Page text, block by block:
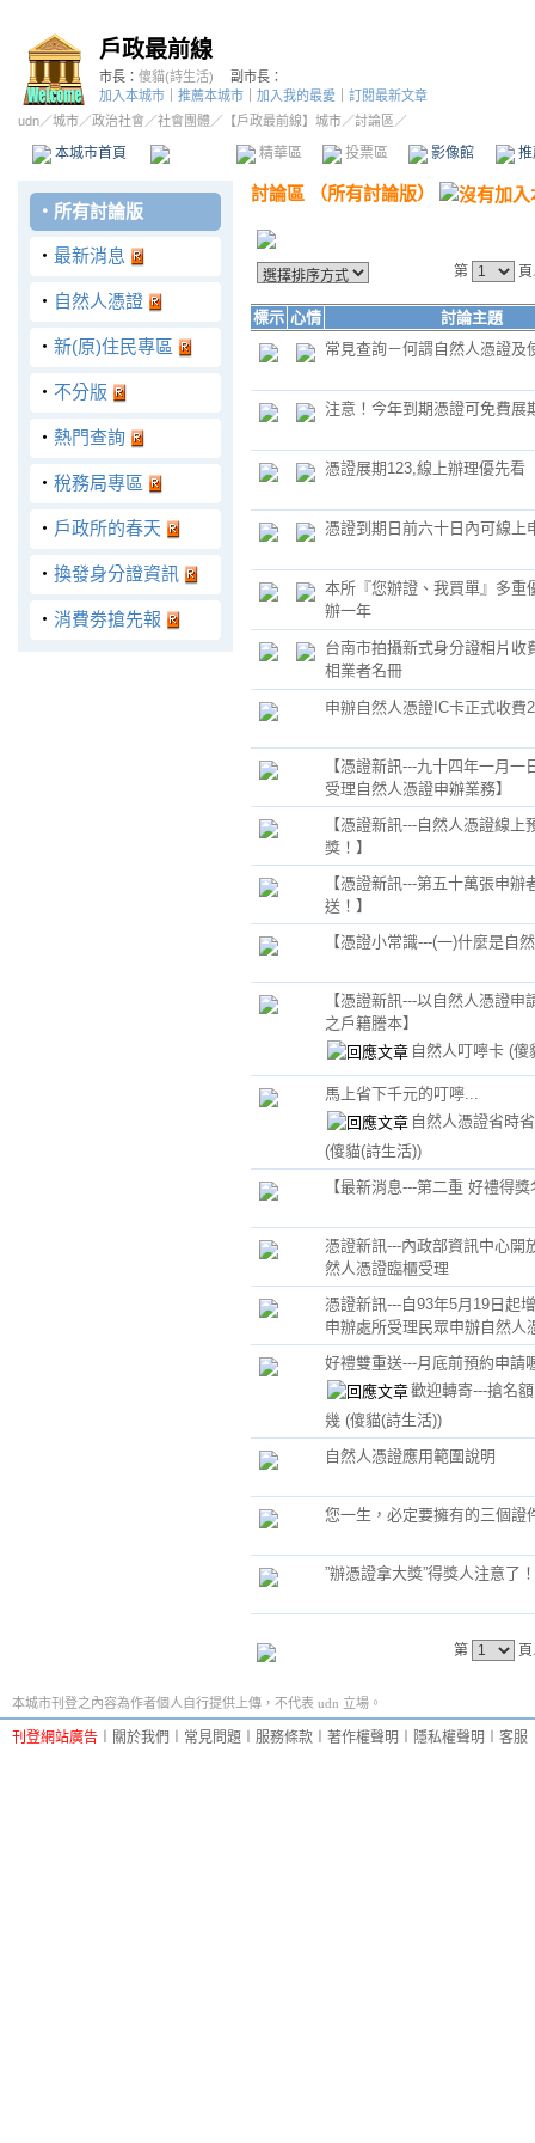
戶政最前線
市長： 傻貓(詩生活)
副市長：
加入本城市
推薦本城市 加入我的最愛
訂閱最新文章
udn／城市／政治社會 ／社會團體／ 【戶政最前線】城市／討論區／
本城市首頁 精華區 投票區 影像館
‧ 所有討論版
‧ 最新消息
‧ 自然人憑證
‧ 新(原)住民專區
‧ 不分版
‧ 熱門查詢
‧ 稅務局專區
‧ 戶政所的春天
‧ 換發身分證資訊
‧ 消費劵搶先報
討論區 （所有討論版）
第
標示 心情
討論主題
常見查詢－何謂自然人憑證及
注意！今年到期憑證可免費展
憑證展期123,線上辦理優先看
憑證到期日前六十日內可線上
本所『您辦證、我買單』多重
辦一年
台南市拍攝新式身分證相片收
相業者名冊
申辦自然人憑證IC卡正式收費
【憑證新訊---九十四年一月一
受理自然人憑證申辦業務】
【憑證新訊---自然人憑證線上
獎！】
【憑證新訊---第五十萬張申辦
送！】
【憑證小常識---(一)什麼是自
【憑證新訊---以自然人憑證申
之戶籍謄本】
自然人叮嚀卡 (傻
馬上省下千元的叮嚀...
自然人憑證省時
(傻貓(詩生活))
【最新消息---第二重 好禮得
憑證新訊---內政部資訊中心開
然人憑證臨櫃受理
憑證新訊---自93年5月19日起
申辦處所受理民眾申辦自然人
好禮雙重送---月底前預約申請
歡迎轉寄---搶名
幾 (傻貓(詩生活))
自然人憑證應用範圍說明
您一生，必定要擁有的三個證
”辦憑證拿大獎”得獎人注意了！
第
本城市刊登之內容為作者個人自行提供上傳，不代表 udn 立場。
刊登網站廣告 關於我們 常見問題 服務條款 著作權聲明 隱私權聲明 客服